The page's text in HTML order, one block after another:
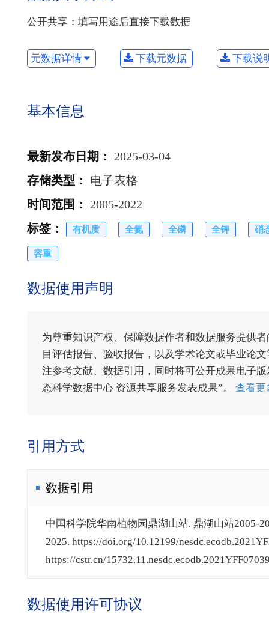
公开共享：填写用途后直接下载数据
元数据详情 下载元数据 下载说
基本信息
最新发布日期 ：
2025-03-04
存储类型 ：
电子表格
时间范围 ：
2005-2022
标签 ： 有机质 全氮 全磷 全钾 硝
容重
数据使用声明
为尊重知识产权、保障数据作者和数据服务提供
目评估报告、验收报告，以及学术论文或毕业论
注参考文献、数据引用，同时将可公开成果电子
态科学数据中心 资源共享服务发表成果”。 查看
引用方式
数据引用
中国科学院华南植物园鼎湖山站. 鼎湖山站2005-
2025. https://doi.org/10.12199/
https://cstr.cn/
数据使用许可协议